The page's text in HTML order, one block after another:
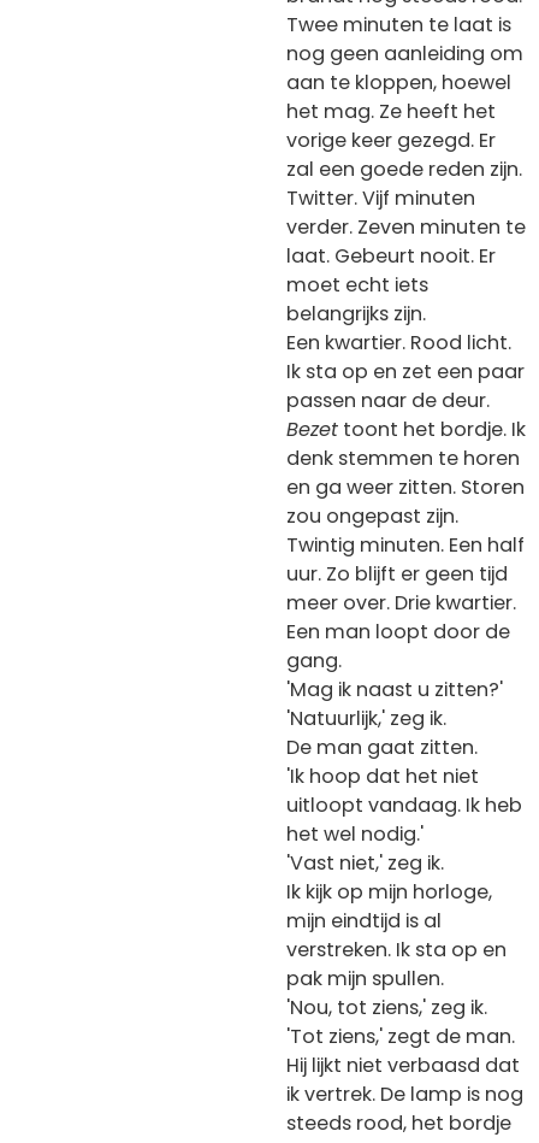
Twee minuten te laat is
nog geen aanleiding om
aan te kloppen, hoewel
het mag. Ze heeft het
vorige keer gezegd. Er
zal een goede reden zijn.
Twitter. Vijf minuten
verder. Zeven minuten te
laat. Gebeurt nooit. Er
moet echt iets
belangrijks zijn.
Een kwartier. Rood licht.
Ik sta op en zet een paar
passen naar de deur.
Bezet toont het bordje. Ik
denk stemmen te horen
en ga weer zitten. Storen
zou ongepast zijn.
Twintig minuten. Een half
uur. Zo blijft er geen tijd
meer over. Drie kwartier.
Een man loopt door de
gang.
'Mag ik naast u zitten?'
'Natuurlijk,' zeg ik.
De man gaat zitten.
'Ik hoop dat het niet
uitloopt vandaag. Ik heb
het wel nodig.'
'Vast niet,' zeg ik.
Ik kijk op mijn horloge,
mijn eindtijd is al
verstreken. Ik sta op en
pak mijn spullen.
'Nou, tot ziens,' zeg ik.
'Tot ziens,' zegt de man.
Hij lijkt niet verbaasd dat
ik vertrek. De lamp is nog
steeds rood, het bordje